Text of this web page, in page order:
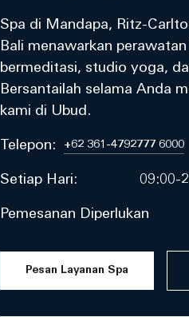
Spa di Mandapa, Ritz-
Bali menawarkan
bermeditasi, studio yoga,
Bersantailah selama Anda
kami di Ubud.
Telepon: +62 361-4792777 6000
Setiap Hari: 09:00-
Pemesanan Diperlukan
Pesan Layanan Spa